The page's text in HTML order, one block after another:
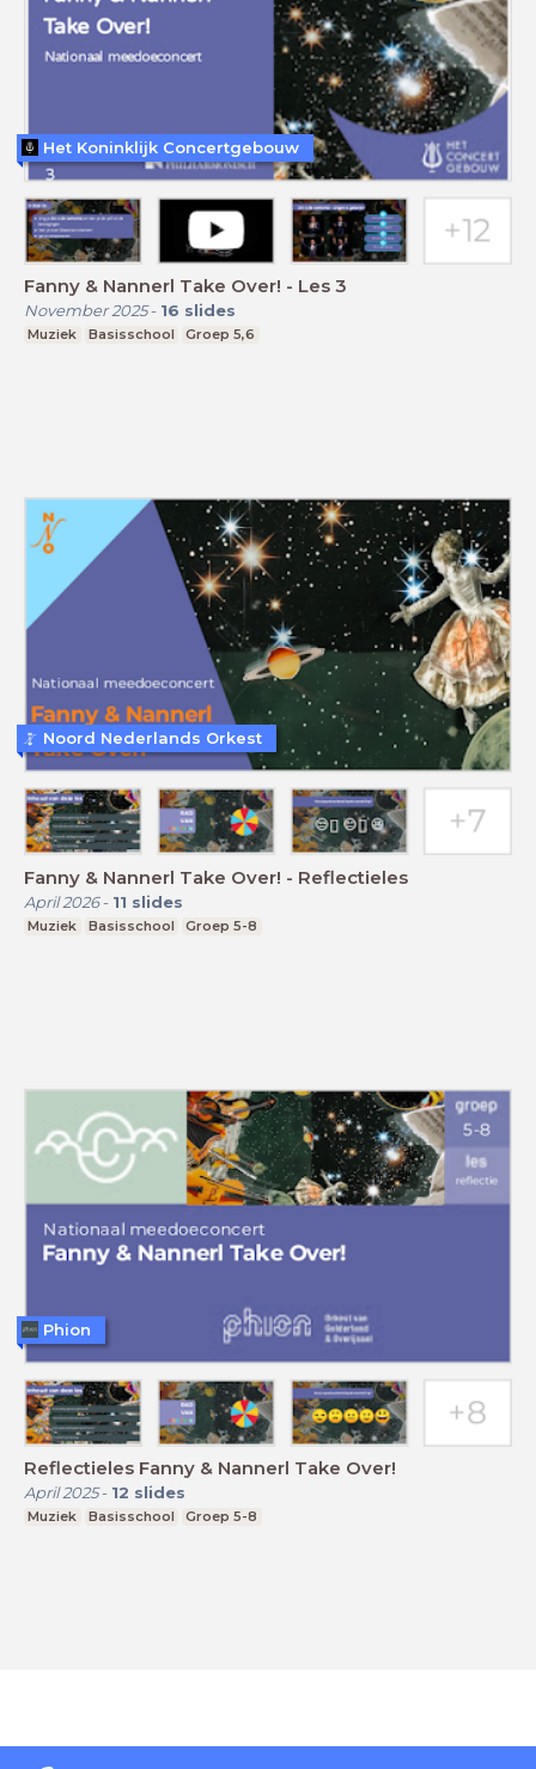
Fanny & Nannerl Take Over! - Les 3
November 2025- 16 slides
Muziek Basisschool Groep 5,6
Het Koninklijk Concertgebouw
Fanny & Nannerl Take Over! - Reflectieles
April 2026- 11 slides
Muziek Basisschool Groep 5-8
Noord Nederlands Orkest
Reflectieles Fanny & Nannerl Take Over!
April 2025- 12 slides
Muziek Basisschool Groep 5-8
Phion